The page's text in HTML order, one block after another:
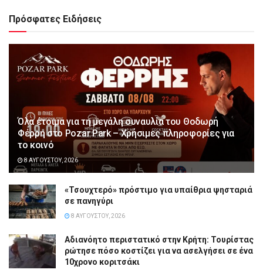
Πρόσφατες Ειδήσεις
Όλα έτοιμα για τη μεγάλη συναυλία του Θοδωρή
Φέρρη στο Pozar Park – Χρήσιμες πληροφορίες για
το κοινό
8 ΑΥΓΟΎΣΤΟΥ, 2026
«Τσουχτερό» πρόστιμο για υπαίθρια ψησταριά
σε πανηγύρι
8 ΑΥΓΟΎΣΤΟΥ, 2026
Αδιανόητο περιστατικό στην Κρήτη: Τουρίστας
ρώτησε πόσο κοστίζει για να ασελγήσει σε ένα
10χρονο κοριτσάκι